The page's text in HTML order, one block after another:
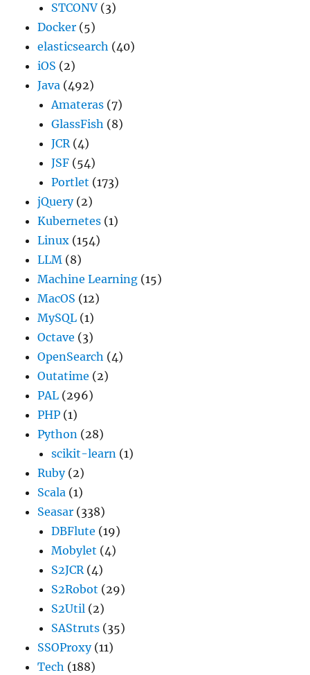
STCONV (3)
Docker (5)
elasticsearch (40)
iOS (2)
Java (492)
Amateras (7)
GlassFish (8)
JCR(4)
JSF (54)
Portlet (173)
jQuery(2)
Kubernetes (1)
Linux (154)
LLM (8)
Machine Learning (15)
MacOS (12)
MySQL (1)
Octave (3)
OpenSearch (4)
Outatime (2)
PAL (296)
PHP (1)
Python (28)
scikit-learn (1)
Ruby(2)
Scala (1)
Seasar (338)
DBFlute (19)
Mobylet (4)
S2JCR(4)
S2Robot (29)
S2Util (2)
SAStruts (35)
SSOProxy(11)
Tech (188)